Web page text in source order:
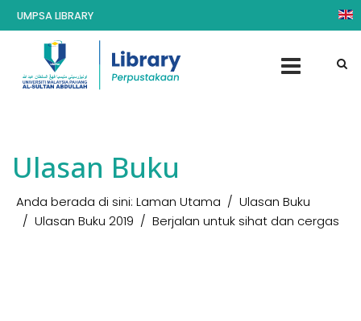
UMPSA LIBRARY
Ulasan Buku
Anda berada di sini: Laman Utama
Ulasan Buku
Ulasan Buku 2019
Berjalan untuk sihat dan cergas